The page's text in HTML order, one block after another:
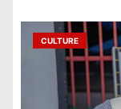
CULTURE